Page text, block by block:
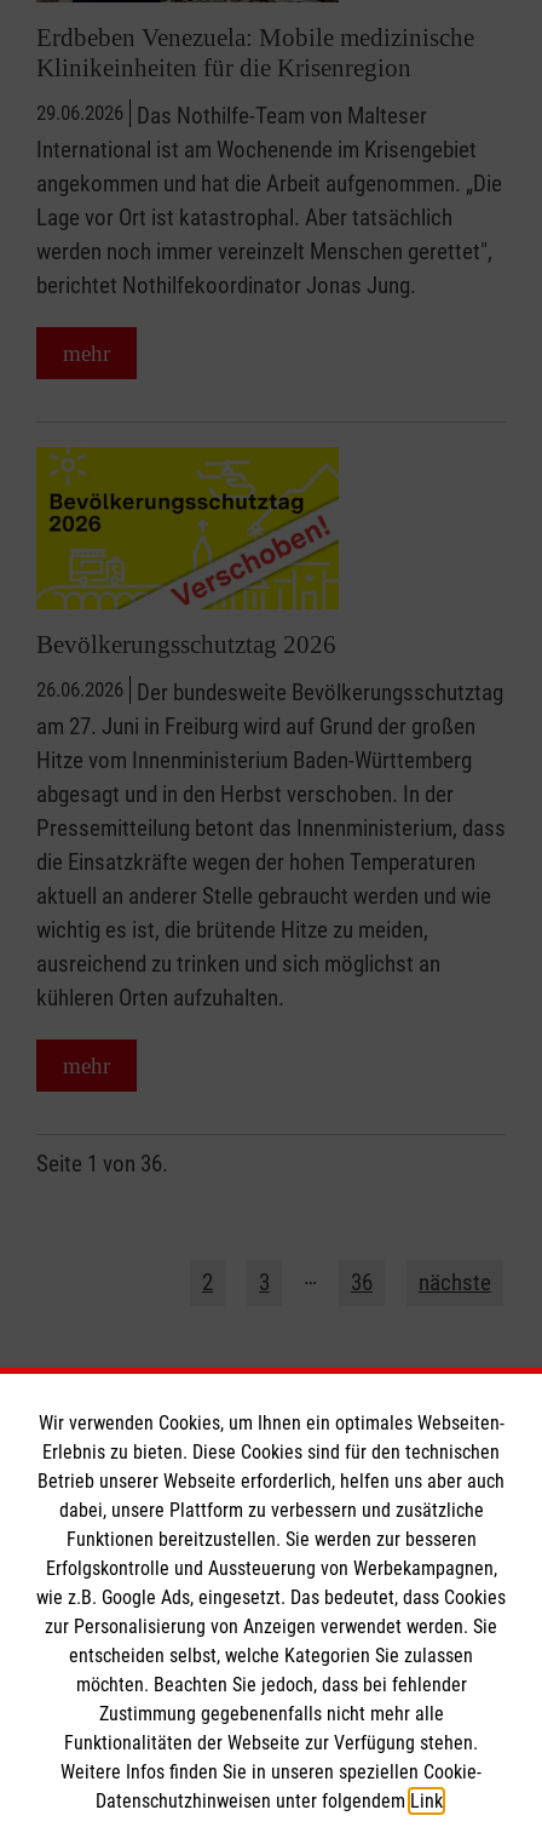
Erdbeben Venezuela: Mobile medizinische
Klinikeinheiten für die Krisenregion
29.06.2026 Das Nothilfe-Team von Malteser
International ist am Wochenende im Krisengebiet
angekommen und hat die Arbeit aufgenommen. „Die
Lage vor Ort ist katastrophal. Aber tatsächlich
werden noch immer vereinzelt Menschen gerettet",
berichtet Nothilfekoordinator Jonas Jung.
mehr
Bevölkerungsschutztag 2026
26.06.2026 Der bundesweite Bevölkerungsschutztag
am 27. Juni in Freiburg wird auf Grund der großen
Hitze vom Innenministerium Baden-Württemberg
abgesagt und in den Herbst verschoben. In der
Pressemitteilung betont das Innenministerium, dass
die Einsatzkräfte wegen der hohen Temperaturen
aktuell an anderer Stelle gebraucht werden und wie
wichtig es ist, die brütende Hitze zu meiden,
ausreichend zu trinken und sich möglichst an
kühleren Orten aufzuhalten.
mehr
Seite 1 von 36.
2 3 … 36 nächste
Informationen
Impressum
Datenschutz
Barrierefreiheit
Kontakt
Die Malteser
Malteser in Deutschland
Malteserorden
Sharepoint
Spendenkonto
Wir verwenden Cookies, um Ihnen ein optimales Webseiten-
Erlebnis zu bieten. Diese Cookies sind für den technischen
Betrieb unserer Webseite erforderlich, helfen uns aber auch
dabei, unsere Plattform zu verbessern und zusätzliche
Funktionen bereitzustellen. Sie werden zur besseren
Erfolgskontrolle und Aussteuerung von Werbekampagnen,
wie z.B. Google Ads, eingesetzt. Das bedeutet, dass Cookies
zur Personalisierung von Anzeigen verwendet werden. Sie
entscheiden selbst, welche Kategorien Sie zulassen
möchten. Beachten Sie jedoch, dass bei fehlender
Zustimmung gegebenenfalls nicht mehr alle
Funktionalitäten der Webseite zur Verfügung stehen.
Weitere Infos finden Sie in unseren speziellen Cookie-
Datenschutzhinweisen unter folgendem Link.